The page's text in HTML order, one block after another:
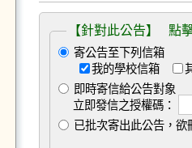
【針對此公告】 點
寄公告至下列信箱
我的學校信箱
即時寄信給公告對象
立即發信之授權碼：
已批次寄出此公告，